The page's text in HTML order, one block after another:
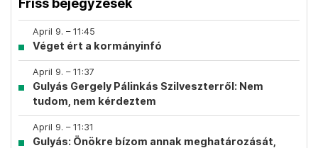
Friss bejegyzések
April 9. – 11:45
Véget ért a kormányinfó
April 9. – 11:37
Gulyás Gergely Pálinkás Szilveszterről: Nem
tudom, nem kérdeztem
April 9. – 11:31
Gulyás: Önökre bízom annak meghatározását,